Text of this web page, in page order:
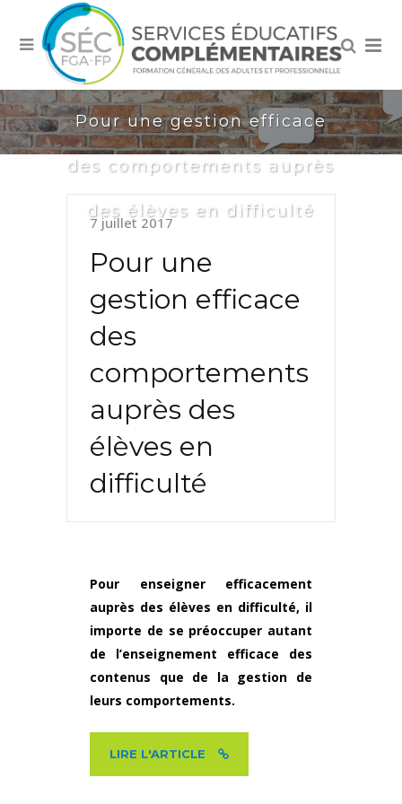
Pour une gestion efficace
des comportements auprès
des élèves en difficulté
7 juillet 2017
Pour une
gestion efficace
des
comportements
auprès des
élèves en
difficulté
Pour enseigner efficacement
auprès des élèves en difficulté, il
importe de se préoccuper autant
de l’enseignement efficace des
contenus que de la gestion de
leurs comportements.
LIRE L'ARTICLE